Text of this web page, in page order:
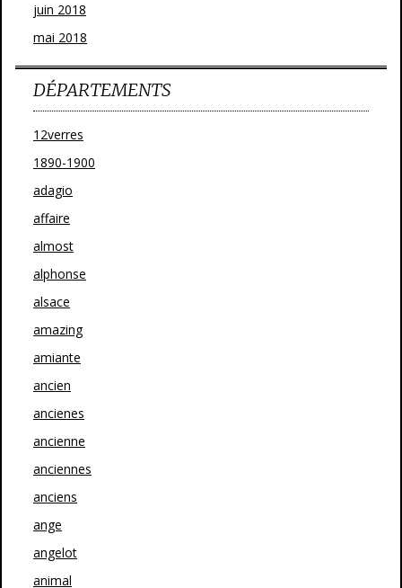
juin 2018
mai 2018
DÉPARTEMENTS
12verres
1890-1900
adagio
affaire
almost
alphonse
alsace
amazing
amiante
ancien
ancienes
ancienne
anciennes
anciens
ange
angelot
animal